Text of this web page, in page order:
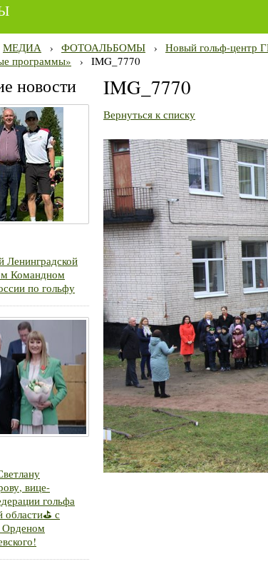
МЕДИА › ФОТОАЛЬБОМЫ › Новый гольф-центр
программы»
› IMG_7770
новости
Ленинградской
Командном
по гольфу
вице-
гольфа
области⛳ с
Орденом
IMG_7770
Вернуться к списку